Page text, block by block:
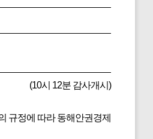
(10시 12분 감사개시)
규정에 따라 동해안권경제